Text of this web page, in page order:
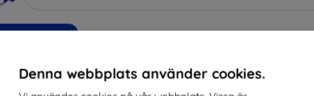
Denna webbplats använder cookies.
Bästsäljare Billig Dyrt Nedsatt